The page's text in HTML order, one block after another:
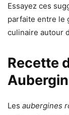
Essayez ces
parfaite entre le
culinaire autour
Recette
Les aubergines